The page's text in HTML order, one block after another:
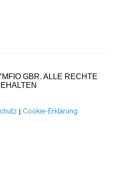
GBR. ALLE RECHTE
| Cookie-Erklärung